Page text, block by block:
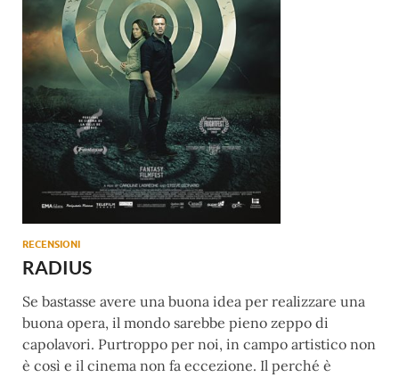
RECENSIONI
RADIUS
Se bastasse avere una buona idea per realizzare una
buona opera, il mondo sarebbe pieno zeppo di
capolavori. Purtroppo per noi, in campo artistico non
è così e il cinema non fa eccezione. Il perché è